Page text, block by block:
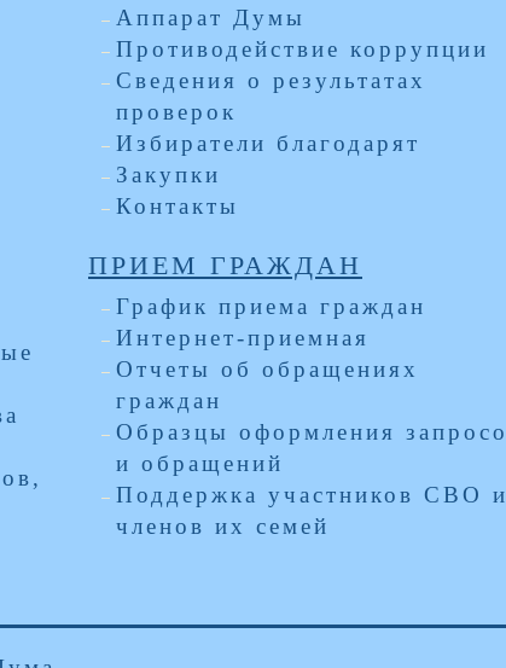
Аппарат Думы
Противодействие коррупции
Сведения о результатах
проверок
Избиратели благодарят
Закупки
Контакты
ПРИЕМ ГРАЖДАН
График приема граждан
Интернет-приемная
Отчеты об обращениях
граждан
Образцы оформления
и обращений
Поддержка участников СВО и
членов их семей